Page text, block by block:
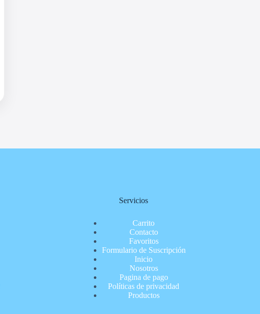
Servicios
Carrito
Contacto
Favoritos
Formulario de Suscripción
Inicio
Nosotros
Pagina de pago
Políticas de privacidad
Productos